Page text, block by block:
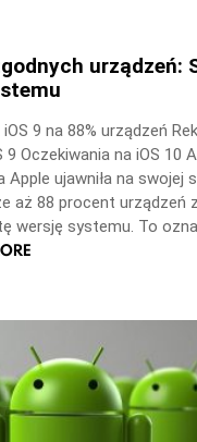
urządzeń:
9 na 88% urządzeń
Oczekiwania na iOS 10
Apple ujawniła na swojej
aż 88 procent urządzeń
wersję systemu. To